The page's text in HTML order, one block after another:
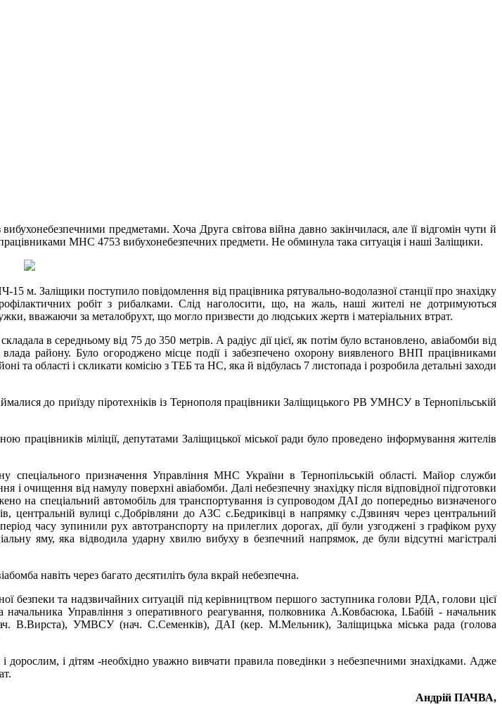
предметами. Хоча Друга світова війна давно закінчилася, але її відгомін чути й
МНС 4753 вибухонебезпечних предмети. Не обминула така ситуація і наші Заліщики.
м. Заліщики поступило повідомлення від працівника рятувально-водолазної станції про знахідку
робіт з рибалками. Слід наголосити, що, на жаль, наші жителі не дотримуються
вважаючи за металобрухт, що могло призвести до людських жертв і матеріальних втрат.
в середньому від 75 до 350 метрів. А радіус дії цієї, як потім було встановлено, авіабомби від
району. Було огороджено місце події і забезпечено охорону виявленого ВНП працівниками
області і скликати комісію з ТЕБ та НС, яка й відбулась 7 листопада і розробила детальні заходи
до приїзду піротехніків із Тернополя працівники Заліщицького РВ УМНСУ в Тернопільській
працівників міліції, депутатами Заліщицької міської ради було проведено інформування жителів
спеціального призначення Управління МНС України в Тернопільській області. Майор служби
і очищення від намулу поверхні авіабомби. Далі небезпечну знахідку після відповідної підготовки
на спеціальний автомобіль для транспортування із супроводом ДАІ до попередньо визначеного
центральній вулиці с.Добрівляни до АЗС с.Бедриківці в напрямку с.Дзвиняч через центральний
часу зупинили рух автотранспорту на прилеглих дорогах, дії були узгоджені з графіком руху
яму, яка відводила ударну хвилю вибуху в безпечний напрямок, де були відсутні магістралі
навіть через багато десятиліть була вкрай небезпечна.
безпеки та надзвичайних ситуацій під керівництвом першого заступника голови РДА, голови цієї
Управління з оперативного реагування, полковника А.Ковбасюка, І.Бабій - начальник
В.Вирста), УМВСУ (нач. С.Семенків), ДАІ (кер. М.Мельник), Заліщицька міська рада (голова
і дітям -необхідно уважно вивчати правила поведінки з небезпечними знахідками. Адже
Андрій ПАЧВА,